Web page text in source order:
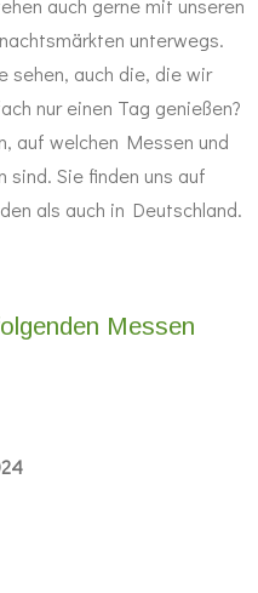
auch gerne mit unseren
unterwegs.
sehen, auch die, die wir
nur einen Tag genießen?
auf welchen Messen und
Sie finden uns auf
als auch in Deutschland.
Messen